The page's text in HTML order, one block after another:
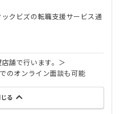
クビズの転職支援サービス通
舗で行います。＞
のオンライン面談も可能
じる